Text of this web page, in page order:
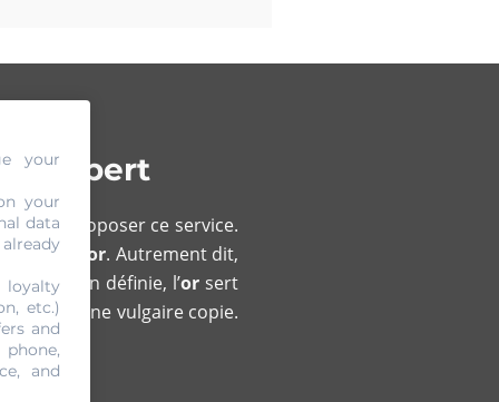
Lambert
vous proposer ce service.
en or. Autrement dit,
bien définie, l’orsert
d’une vulgaire copie.
your
your
data
loyalty
etc.)
and
and